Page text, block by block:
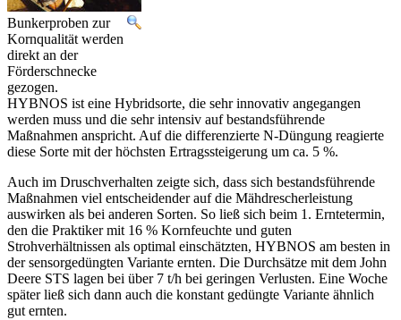
Bunkerproben zur
Kornqualität werden
direkt an der
Förderschnecke
gezogen.
HYBNOS ist eine Hybridsorte, die sehr innovativ angegangen
werden muss und die sehr intensiv auf bestandsführende
Maßnahmen anspricht. Auf die differenzierte N-Düngung reagierte
diese Sorte mit der höchsten Ertragssteigerung um ca. 5 %.
Auch im Druschverhalten zeigte sich, dass sich bestandsführende
Maßnahmen viel entscheidender auf die Mähdrescherleistung
auswirken als bei anderen Sorten. So ließ sich beim 1. Erntetermin,
den die Praktiker mit 16 % Kornfeuchte und guten
Strohverhältnissen als optimal einschätzten, HYBNOS am besten in
der sensorgedüngten Variante ernten. Die Durchsätze mit dem John
Deere STS lagen bei über 7 t/h bei geringen Verlusten. Eine Woche
später ließ sich dann auch die konstant gedüngte Variante ähnlich
gut ernten.